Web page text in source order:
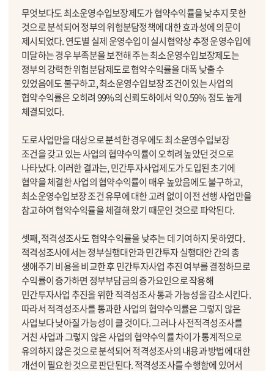
무엇보다도 최소운영수입보장제도가 협약수익률을 낮추지 못한
것으로 분석되어 정부의 위험분담정책에 대한 효과성에 의문이
제시되었다. 연도별 실제 운영수입이 실시협약상 추정 운영수입에
미달하는 경우 부족분을 보전해 주는 최소운영수입보장제도는
정부의 강력한 위험분담제도로 협약수익률을 대폭 낮출 수
있었음에도 불구하고, 최소운영수입보장 조건이 있는 사업의
협약수익률은 오히려 99%의 신뢰도하에서 약 0.59% 정도 높게
체결되었다.
도로사업만을 대상으로 분석한 경우에도 최소운영수입보장
조건을 갖고 있는 사업의 협약수익률이 오히려 높았던 것으로
나타났다. 이러한 결과는, 민간투자사업제도가 도입된 초기에
협약을 체결한 사업의 협약수익률이 매우 높았음에도 불구하고,
최소운영수입보장 조건 유무에 대한 고려 없이 이전 선행 사업만을
참고하여 협약수익률을 체결해 왔기 때문인 것으로 파악된다.
셋째, 적격성조사도 협약수익률을 낮추는 데 기여하지 못하였다.
적격성조사에서는 정부실행대안과 민간투자 실행대안 간의 총
생애주기 비용을 비교한 후 민간투자사업 추진 여부를 결정하므로
수익률이 증가하면 정부부담금의 증가요인으로 작용해
민간투자사업 추진을 위한 적격성조사 통과 가능성을 감소시킨다.
따라서 적격성조사를 통과한 사업의 협약수익률은 그렇지 않은
사업보다 낮아질 가능성이 클 것이다. 그러나 사전적격성조사를
거친 사업과 그렇지 않은 사업의 협약수익률 차이가 통계적으로
유의하지 않은 것으로 분석되어 적격성조사의 내용과 방법에 대한
개선이 필요한 것으로 판단된다. 적격성조사를 수행함에 있어서